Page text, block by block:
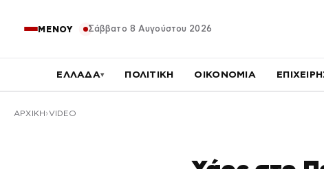
ΜΕΝΟΥ Σάββατο 8 Αυγούστου 2026
ΕΛΛΑΔΑ▾ ΠΟΛΙΤΙΚΗ ΟΙΚΟΝΟΜΙΑ
ΑΡΧΙΚΉ VIDEO